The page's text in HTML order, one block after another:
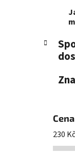
Cena
230 Kč